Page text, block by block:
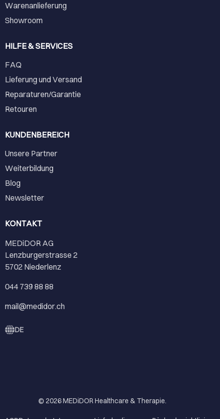
Warenanlieferung
Showroom
HILFE & SERVICES
FAQ
Lieferung und Versand
Reparaturen/Garantie
Retouren
KUNDENBEREICH
Unsere Partner
Weiterbildung
Blog
Newsletter
KONTAKT
MEDiDOR AG
Lenzburgerstrasse 2
5702 Niederlenz
044 739 88 88
mail@medidor.ch
DE
© 2026MEDiDOR Healthcare & Therapie.